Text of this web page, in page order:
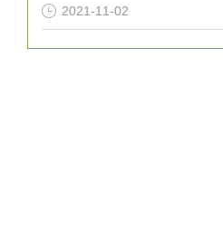
2021-11-02